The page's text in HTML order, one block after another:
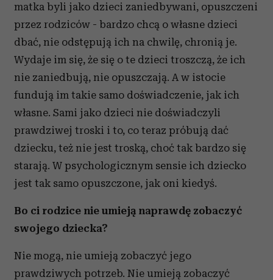
matka byli jako dzieci zaniedbywani, opuszczeni
przez rodziców - bardzo chcą o własne dzieci
dbać, nie odstępują ich na chwilę, chronią je.
Wydaje im się, że się o te dzieci troszczą, że ich
nie zaniedbują, nie opuszczają. A w istocie
fundują im takie samo doświadczenie, jak ich
własne. Sami jako dzieci nie doświadczyli
prawdziwej troski i to, co teraz próbują dać
dziecku, też nie jest troską, choć tak bardzo się
starają. W psychologicznym sensie ich dziecko
jest tak samo opuszczone, jak oni kiedyś.
Bo ci rodzice nie umieją naprawdę zobaczyć
swojego dziecka?
Nie mogą, nie umieją zobaczyć jego
prawdziwych potrzeb. Nie umieją zobaczyć